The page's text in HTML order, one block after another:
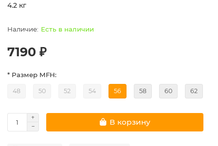
4.2 кг
Есть в наличии
7190 ₽
* Размер MFH:
48 50 52 54 56 58 60 62
В корзину